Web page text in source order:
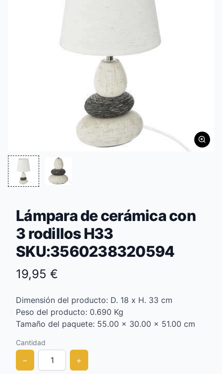
Lámpara de cerámica con
3 rodillos H33
SKU:3560238320594
19,95 €
Dimensión del producto: D. 18 x H. 33 cm
Peso del producto: 0.690 Kg
Tamaño del paquete: 55.00 x 30.00 x 51.00 cm
Cantidad
− +